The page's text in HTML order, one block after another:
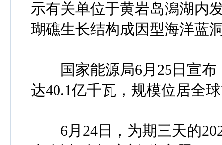
示有关单位于黄岩岛潟湖内
瑚礁生长结构成因型海洋蓝
国家能源局6月25日宣布
达40.1亿千瓦，规模位居全
6月24日，为期三天的